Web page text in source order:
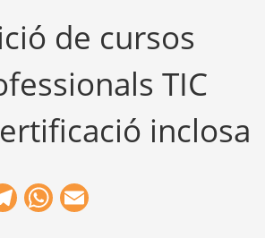
de cursos
TIC
inclosa
Telegram
WhatsApp